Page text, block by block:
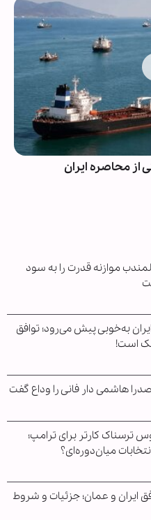
از محاصره ایران
موازنه قدرت را به سود
به‌خوبی پیش می‌رود؛ توافق
است!
هاشمی دار فانی را وداع گفت
ترسناک کارتر برای ترامپ؛
میان‌دوره‌ای؟
ایران و عمان؛ جزئیات و شروط